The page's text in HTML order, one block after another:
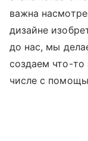
важна
дизайне
до нас, мы
создаем что-
числе с